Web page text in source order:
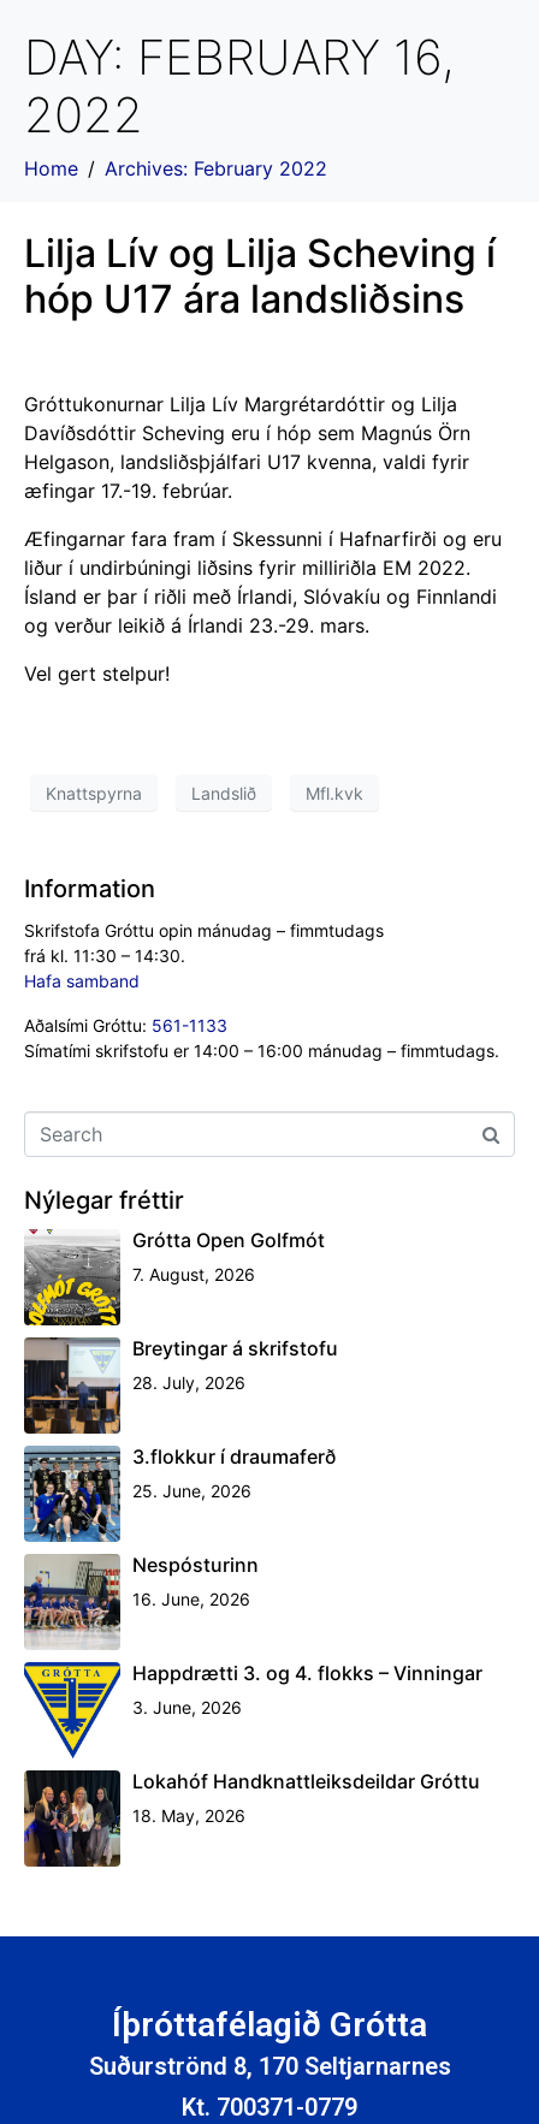
DAY: FEBRUARY 16,
2022
Home Archives: February 2022
Lilja Lív og Lilja Scheving í
hóp U17 ára landsliðsins
Gróttukonurnar Lilja Lív Margrétardóttir og Lilja
Davíðsdóttir Scheving eru í hóp sem Magnús Örn
Helgason, landsliðsþjálfari U17 kvenna, valdi fyrir
æfingar 17.-19. febrúar.
Æfingarnar fara fram í Skessunni í Hafnarfirði og eru
liður í undirbúningi liðsins fyrir milliriðla EM 2022.
Ísland er þar í riðli með Írlandi, Slóvakíu og Finnlandi
og verður leikið á Írlandi 23.-29. mars.
Vel gert stelpur!
Knattspyrna Landslið Mfl.kvk
Information
Skrifstofa Gróttu opin mánudag – fimmtudags
frá kl. 11:30 – 14:30.
Hafa samband
Aðalsími Gróttu: 561-1133
Símatími skrifstofu er 14:00 – 16:00 mánudag – fimmtudags.
Nýlegar fréttir
Grótta Open Golfmót
7. August, 2026
Breytingar á skrifstofu
28. July, 2026
3.flokkur í draumaferð
25. June, 2026
Nespósturinn
16. June, 2026
Happdrætti 3. og 4. flokks – Vinningar
3. June, 2026
Lokahóf Handknattleiksdeildar Gróttu
18. May, 2026
Íþróttafélagið Grótta
Suðurströnd 8, 170 Seltjarnarnes
Kt. 700371-0779